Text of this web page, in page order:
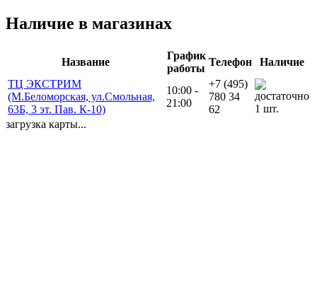
Наличие в магазинах
Название
График
работы
Телефон
Наличие
ТЦ ЭКСТРИМ
(М.Беломорская, ул.Смольная,
63Б, 3 эт. Пав. К-10)
10:00 -
21:00
+7 (495)
780 34
62
1 шт.
загрузка карты...